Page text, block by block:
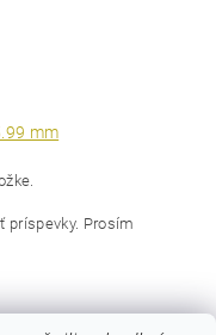
mm
príspevky. Prosím